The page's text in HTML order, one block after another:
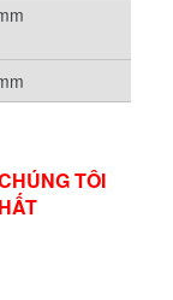
TÔI